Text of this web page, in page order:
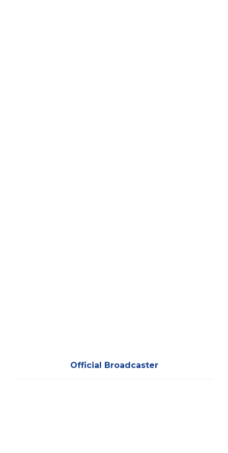
Official Broadcaster